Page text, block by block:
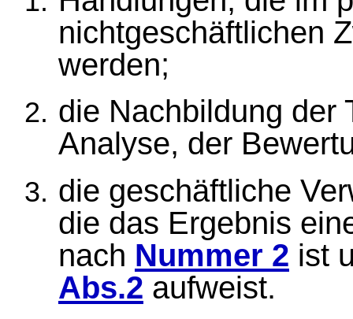
nichtgeschäftlichen
werden;
die Nachbildung der
Analyse, der
die geschäftliche
die das Ergebnis
nach Nummer 2 ist
Abs.2 aufweist.